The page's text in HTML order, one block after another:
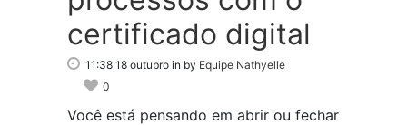
certificado digital
11:38 18 outubro in by Equipe Nathyelle
0
Você está pensando em abrir ou fechar